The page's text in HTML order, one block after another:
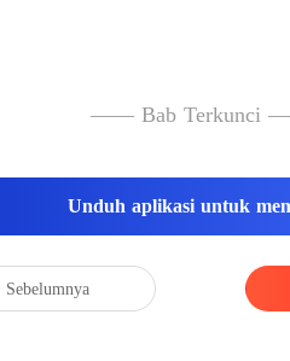
—— Bab Terkunci
Unduh aplikasi untuk
Sebelumnya